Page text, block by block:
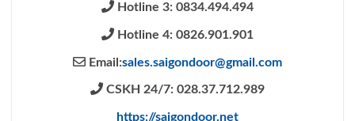
Hotline 3: 0834.494.494
Hotline 4: 0826.901.901
Email:sales.saigondoor@gmail.com
CSKH 24/7: 028.37.712.989
https://saigondoor.net